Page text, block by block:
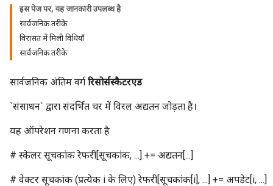
इस पेज पर, यह जानकारी उपलब्ध है
सार्वजनिक तरीके
विरासत में मिली विधियाँ
सार्वजनिक तरीके
सार्वजनिक अंतिम वर्ग रिसोर्सस्कैटरएड
`संसाधन` द्वारा संदर्भित चर में विरल अद्यतन जोड़ता है।
यह ऑपरेशन गणना करता है
# स्केलर सूचकांक रेफरी[सूचकांक, ...] += अद्यतन[...]
# वेक्टर सूचकांक (प्रत्येक i के लिए) रेफरी[सूचकांक[i], ...] += अपडेट[i, ...]